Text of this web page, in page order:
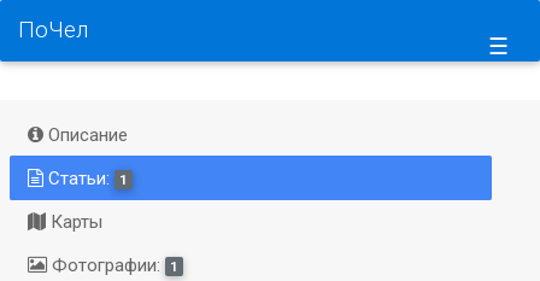
☰
ПоЧел
Описание
Статьи:
1
Карты
Фотографии:
1